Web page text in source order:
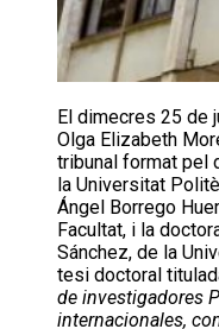
El dimecres 25 de
Olga Elizabeth
tribunal format pel
la Universitat
Ángel Borrego
Facultat, i la
Sánchez, de la
tesi doctoral
de investigadores
internacionales,